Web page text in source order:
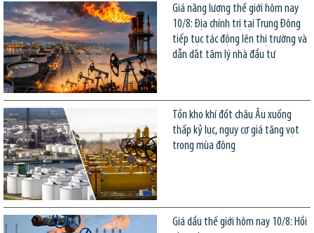
Giá năng lượng thế giới hôm nay
10/8: Địa chính trị tại Trung Đông
tiếp tục tác động lên thị trường và
dẫn dắt tâm lý nhà đầu tư
Tồn kho khí đốt châu Âu xuống
thấp kỷ lục, nguy cơ giá tăng vọt
trong mùa đông
Giá dầu thế giới hôm nay 10/8: Hồi